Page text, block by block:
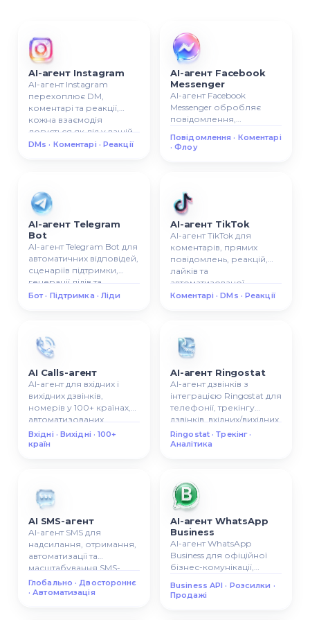
AI-агент Instagram
AI-агент Instagram
перехоплює DM,
коментарі та реакції,
кожна взаємодія
логується як лід у вашій
CRM.
DMs · Коментарі · Реакції
AI-агент Facebook
Messenger
AI-агент Facebook
Messenger обробляє
повідомлення,
розмови
прикріплюються до
Повідомлення · Коментарі
· Флоу
AI-агент Telegram
Bot
AI-агент Telegram Bot для
автоматичних відповідей,
сценаріїв підтримки,
генерації лідів та
розумної Telegram-
Бот · Підтримка · Ліди
AI-агент TikTok
AI-агент TikTok для
коментарів, прямих
повідомлень, реакцій,
лайків та
автоматизованої
комунікації в TikTok.
Коментарі · DMs · Реакції
AI Calls-агент
AI-агент для вхідних і
вихідних дзвінків,
номерів у 100+ країнах,
автоматизованих
сценаріїв викликів.
Вхідні · Вихідні · 100+
країн
AI-агент Ringostat
AI-агент дзвінків з
інтеграцією Ringostat для
телефонії, трекінгу
дзвінків, вхідних/вихідних
викликів, аналітики
дзвінків.
Ringostat · Трекінг ·
Аналітика
AI SMS-агент
AI-агент SMS для
надсилання, отримання,
автоматизації та
масштабування SMS-
комунікації з клієнтами.
Глобально · Двостороннє
· Автоматизація
AI-агент WhatsApp
Business
AI-агент WhatsApp
Business для офіційної
бізнес-комунікації,
розсилок та сценаріїв
продажів.
Business API · Розсилки ·
Продажі